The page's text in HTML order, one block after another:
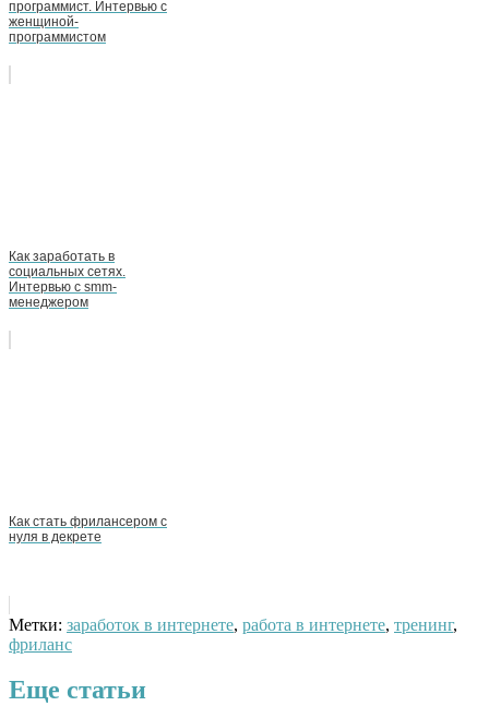
программист. Интервью с
женщиной-
программистом
Как заработать в
социальных сетях.
Интервью с smm-
менеджером
Как стать фрилансером с
нуля в декрете
Метки: заработок в интернете, работа в интернете, тренинг,
фриланс
Еще статьи